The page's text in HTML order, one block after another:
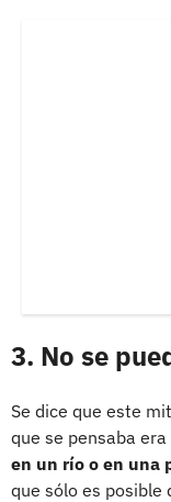
3. No se
Se dice que este
que se pensaba era
en un río o en una
que sólo es posible